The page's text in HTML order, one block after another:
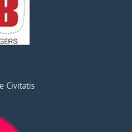
Civitatis